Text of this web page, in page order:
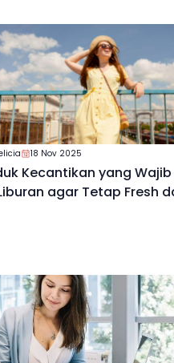
18 Nov 2025
Kecantikan yang
agar Tetap Fresh